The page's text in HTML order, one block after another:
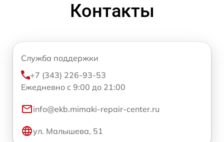
Контакты
Служба поддержки
+7 (343) 226-93-53
Ежедневно с 9:00 до 21:00
info@ekb.mimaki-repair-center.ru
ул. Малышева, 51